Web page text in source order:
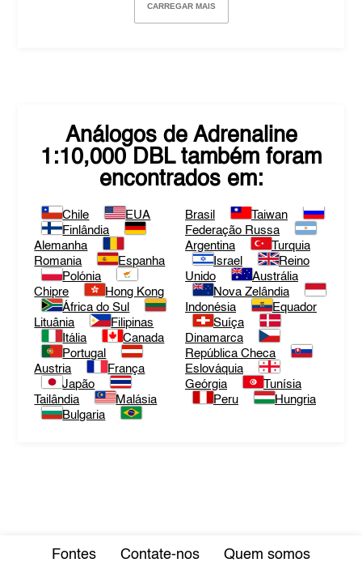
CARREGAR MAIS
Análogos de Adrenaline
1:10,000 DBLtambém foram
encontrados em:
Chile
EUA
Finlândia
Alemanha
Romania
Espanha
Polónia
Chipre
Hong Kong
África do Sul
Lituânia
Filipinas
Itália
Canada
Portugal
Austria
França
Japão
Tailândia
Malásia
Bulgaria
Brasil
Taiwan
Federação Russa
Argentina
Turquia
Israel
Reino
Unido
Austrália
Nova Zelândia
Indonésia
Equador
Suíça
Dinamarca
República Checa
Eslováquia
Geórgia
Tunísia
Peru
Hungria
Fontes Contate-nos Quem somos